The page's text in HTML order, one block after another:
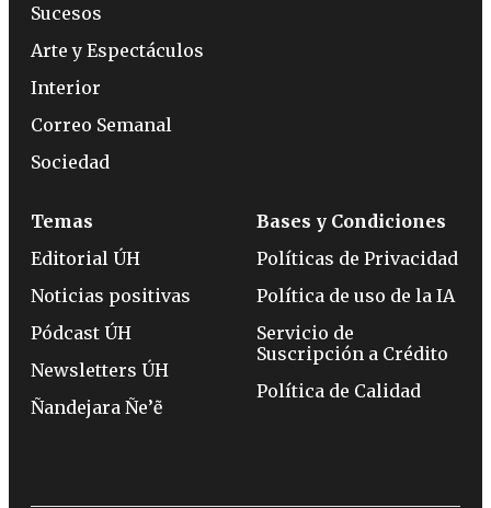
Sucesos
Arte y Espectáculos
Interior
Correo Semanal
Sociedad
Temas
Editorial ÚH
Noticias positivas
Pódcast ÚH
Newsletters ÚH
Ñandejara Ñe’ẽ
Bases y Condiciones
Políticas de Privacidad
Política de uso de la IA
Servicio de
Suscripción a Crédito
Política de Calidad